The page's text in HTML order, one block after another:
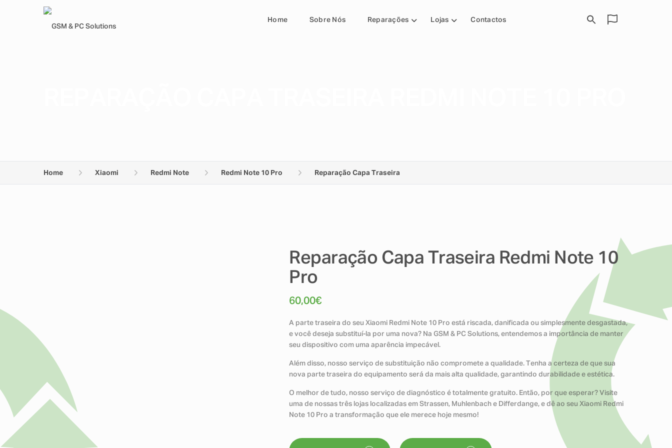
Home Sobre Nós Reparações Lojas Contactos
Home Xiaomi Redmi Note Redmi Note 10 Pro Reparação Capa Traseira
Reparação Capa Traseira Redmi Note 10
Pro
60,00€
A parte traseira do seu Xiaomi Redmi Note 10 Pro está riscada, danificada ou simplesmente desgastada,
e você deseja substituí-la por uma nova? Na GSM & PC Solutions, entendemos a importância de manter
seu dispositivo com uma aparência impecável.
Além disso, nosso serviço de substituição não compromete a qualidade. Tenha a certeza de que sua
nova parte traseira do equipamento será da mais alta qualidade, garantindo durabilidade e estética.
O melhor de tudo, nosso serviço de diagnóstico é totalmente gratuito. Então, por que esperar? Visite
uma de nossas três lojas localizadas em Strassen, Muhlenbach e Differdange, e dê ao seu Xiaomi Redmi
Note 10 Pro a transformação que ele merece hoje mesmo!